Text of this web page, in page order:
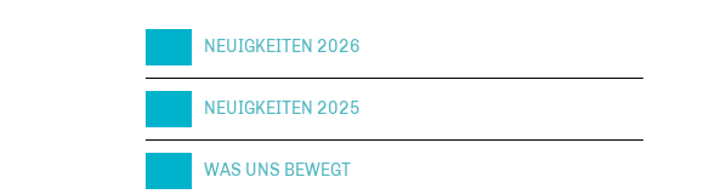
NEUIGKEITEN 2026
NEUIGKEITEN 2025
WAS UNS BEWEGT